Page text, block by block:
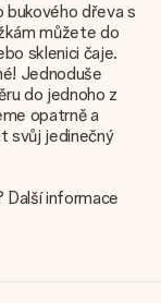
bukového dřeva s
můžete do
sklenici čaje.
Jednoduše
do jednoho z
opatrně a
svůj jedinečný
informace